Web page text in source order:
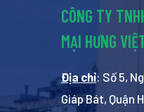
CÔNG TY
MẠI HƯNG
Địa chỉ: Số 5,
Giáp Bát, Quận